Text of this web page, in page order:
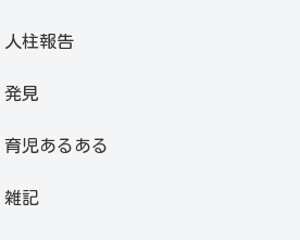
人柱報告
発見
育児あるある
雑記